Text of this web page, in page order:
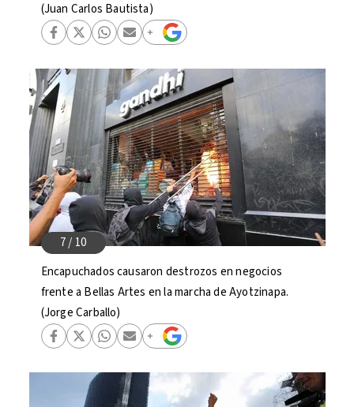
(Juan Carlos Bautista)
Encapuchados causaron destrozos en negocios
frente a Bellas Artes en la marcha de Ayotzinapa.
(Jorge Carballo)